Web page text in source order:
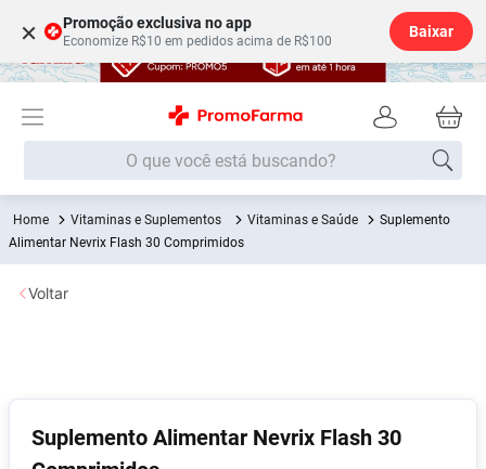
× Promoção exclusiva no app
Economize R$10 em pedidos acima de R$100
Baixar
O que você está buscando?
Vitaminas e Suplementos Vitaminas e Saúde
Suplemento
Alimentar Nevrix Flash 30 Comprimidos
Suplemento Alimentar Nevrix Flash 30
Voltar
Termos mais buscados
1º Fralda
2
6º Desodorante